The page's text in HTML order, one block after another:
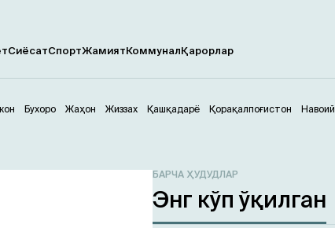
СиёсатСпортЖамиятКоммуналҚарорлар
Бухоро Жаҳон Жиззах Қашқадарё Қорақалпоғистон Навоий
БАРЧА ҲУДУДЛАР
Энг кўп ўқилган